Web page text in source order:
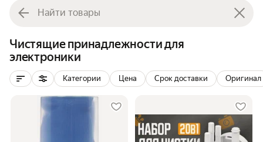
Чистящие принадлежности для
электроники
Категории Цена Срок доставки Оригинал